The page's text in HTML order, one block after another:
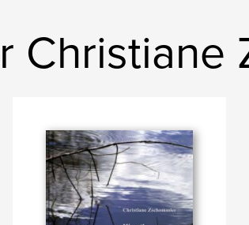
Christiane